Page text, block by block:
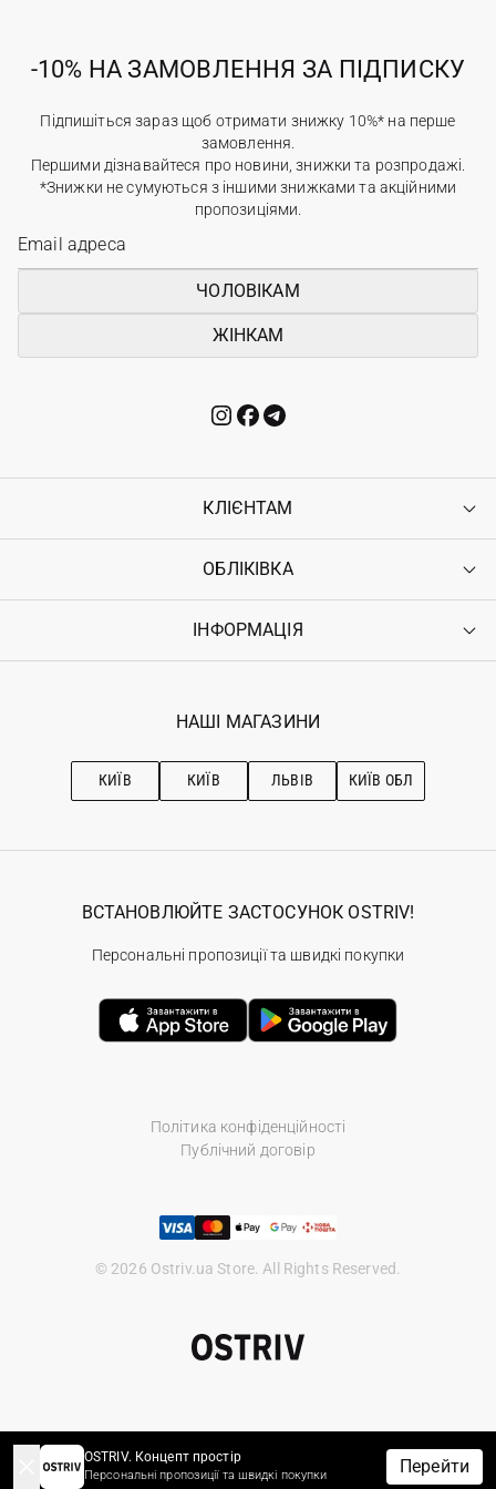
-10% НА ЗАМОВЛЕННЯ ЗА ПІДПИСКУ
Підпишіться зараз щоб отримати знижку 10%* на перше
замовлення.
Першими дізнавайтеся про новини, знижки та розпродажі.
*Знижки не сумуються з іншими знижками та акційними
пропозиціями.
ЧОЛОВІКАМ
ЖІНКАМ
КЛІЄНТАМ
Контакти
Повернення
Гарантія
ОБЛІКІВКА
Увійти
Ostriv Club+
ІНФОРМАЦІЯ
Наші магазини
Рекомендації з догляду
НАШІ МАГАЗИНИ
КИЇВ КИЇВ ЛЬВІВ КИЇВ ОБЛ
Політика конфіденційності
Публічний договір
© 2026 Ostriv.ua Store. All Rights Reserved.
ВСТАНОВЛЮЙТЕ ЗАСТОСУНОК OSTRIV!
Персональні пропозиції та швидкі покупки
OSTRIV. Концепт простір
Персональні пропозиції та швидкі покупки Перейти